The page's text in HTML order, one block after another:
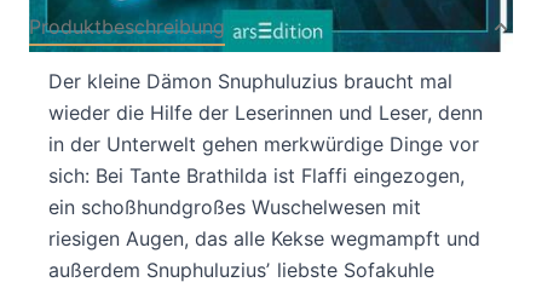
Produktbeschreibung
Der kleine Dämon Snuphuluzius braucht mal
wieder die Hilfe der Leserinnen und Leser, denn
in der Unterwelt gehen merkwürdige Dinge vor
sich: Bei Tante Brathilda ist Flaffi eingezogen,
ein schoßhundgroßes Wuschelwesen mit
riesigen Augen, das alle Kekse wegmampft und
außerdem Snuphuluziusʼ liebste Sofakuhle